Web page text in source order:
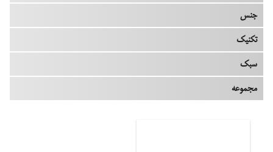
جنس
تکنیک
سبک
مجموعه